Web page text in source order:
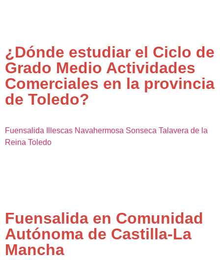
¿Dónde estudiar el Ciclo de
Grado Medio Actividades
Comerciales en la provincia
de Toledo?
Fuensalida Illescas Navahermosa Sonseca Talavera de la
Reina Toledo
Fuensalida en Comunidad
Autónoma de Castilla-La
Mancha